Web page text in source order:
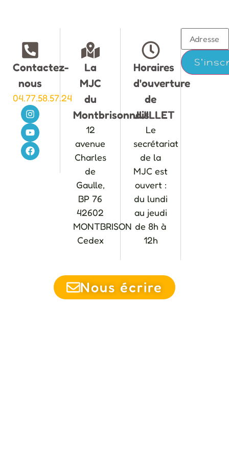
Contactez-
nous
04.77.58.57.24
La
MJC
du
Montbrisonnais
12
avenue
Charles
de
Gaulle,
BP 76
42602
MONTBRISON
Cedex
Horaires
d'ouverture
de
JUILLET
Le
secrétariat
de la
MJC est
ouvert :
du lundi
au jeudi
de 8h à
12h
Nous écrire